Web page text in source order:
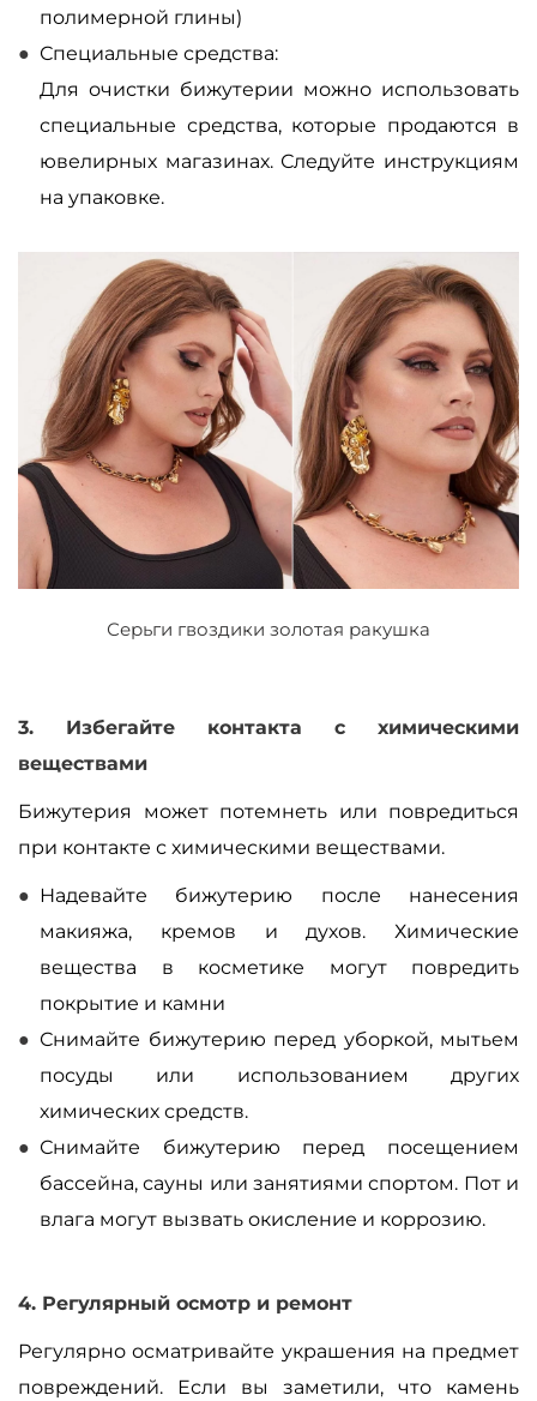
полимерной глины)
Специальные средства:
Для очистки бижутерии можно использовать
специальные средства, которые продаются в
ювелирных магазинах. Следуйте инструкциям
на упаковке.
Серьги гвоздики золотая ракушка
3. Избегайте контакта с химическими
веществами
Бижутерия может потемнеть или повредиться
при контакте с химическими веществами.
Надевайте бижутерию после нанесения
макияжа, кремов и духов. Химические
вещества в косметике могут повредить
покрытие и камни
Снимайте бижутерию перед уборкой, мытьем
посуды или использованием других
химических средств.
Снимайте бижутерию перед посещением
бассейна, сауны или занятиями спортом. Пот и
влага могут вызвать окисление и коррозию.
4. Регулярный осмотр и ремонт
Регулярно осматривайте украшения на предмет
повреждений. Если вы заметили, что камень